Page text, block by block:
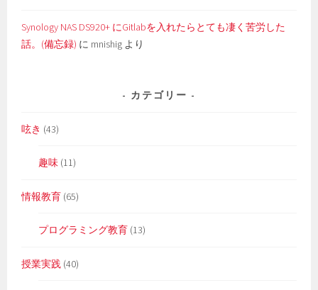
Synology NAS DS920+ にGitlabを入れたらとても凄く苦労した
話。(備忘録) に mnishig より
カテゴリー
呟き (43)
趣味 (11)
情報教育 (65)
プログラミング教育 (13)
授業実践 (40)